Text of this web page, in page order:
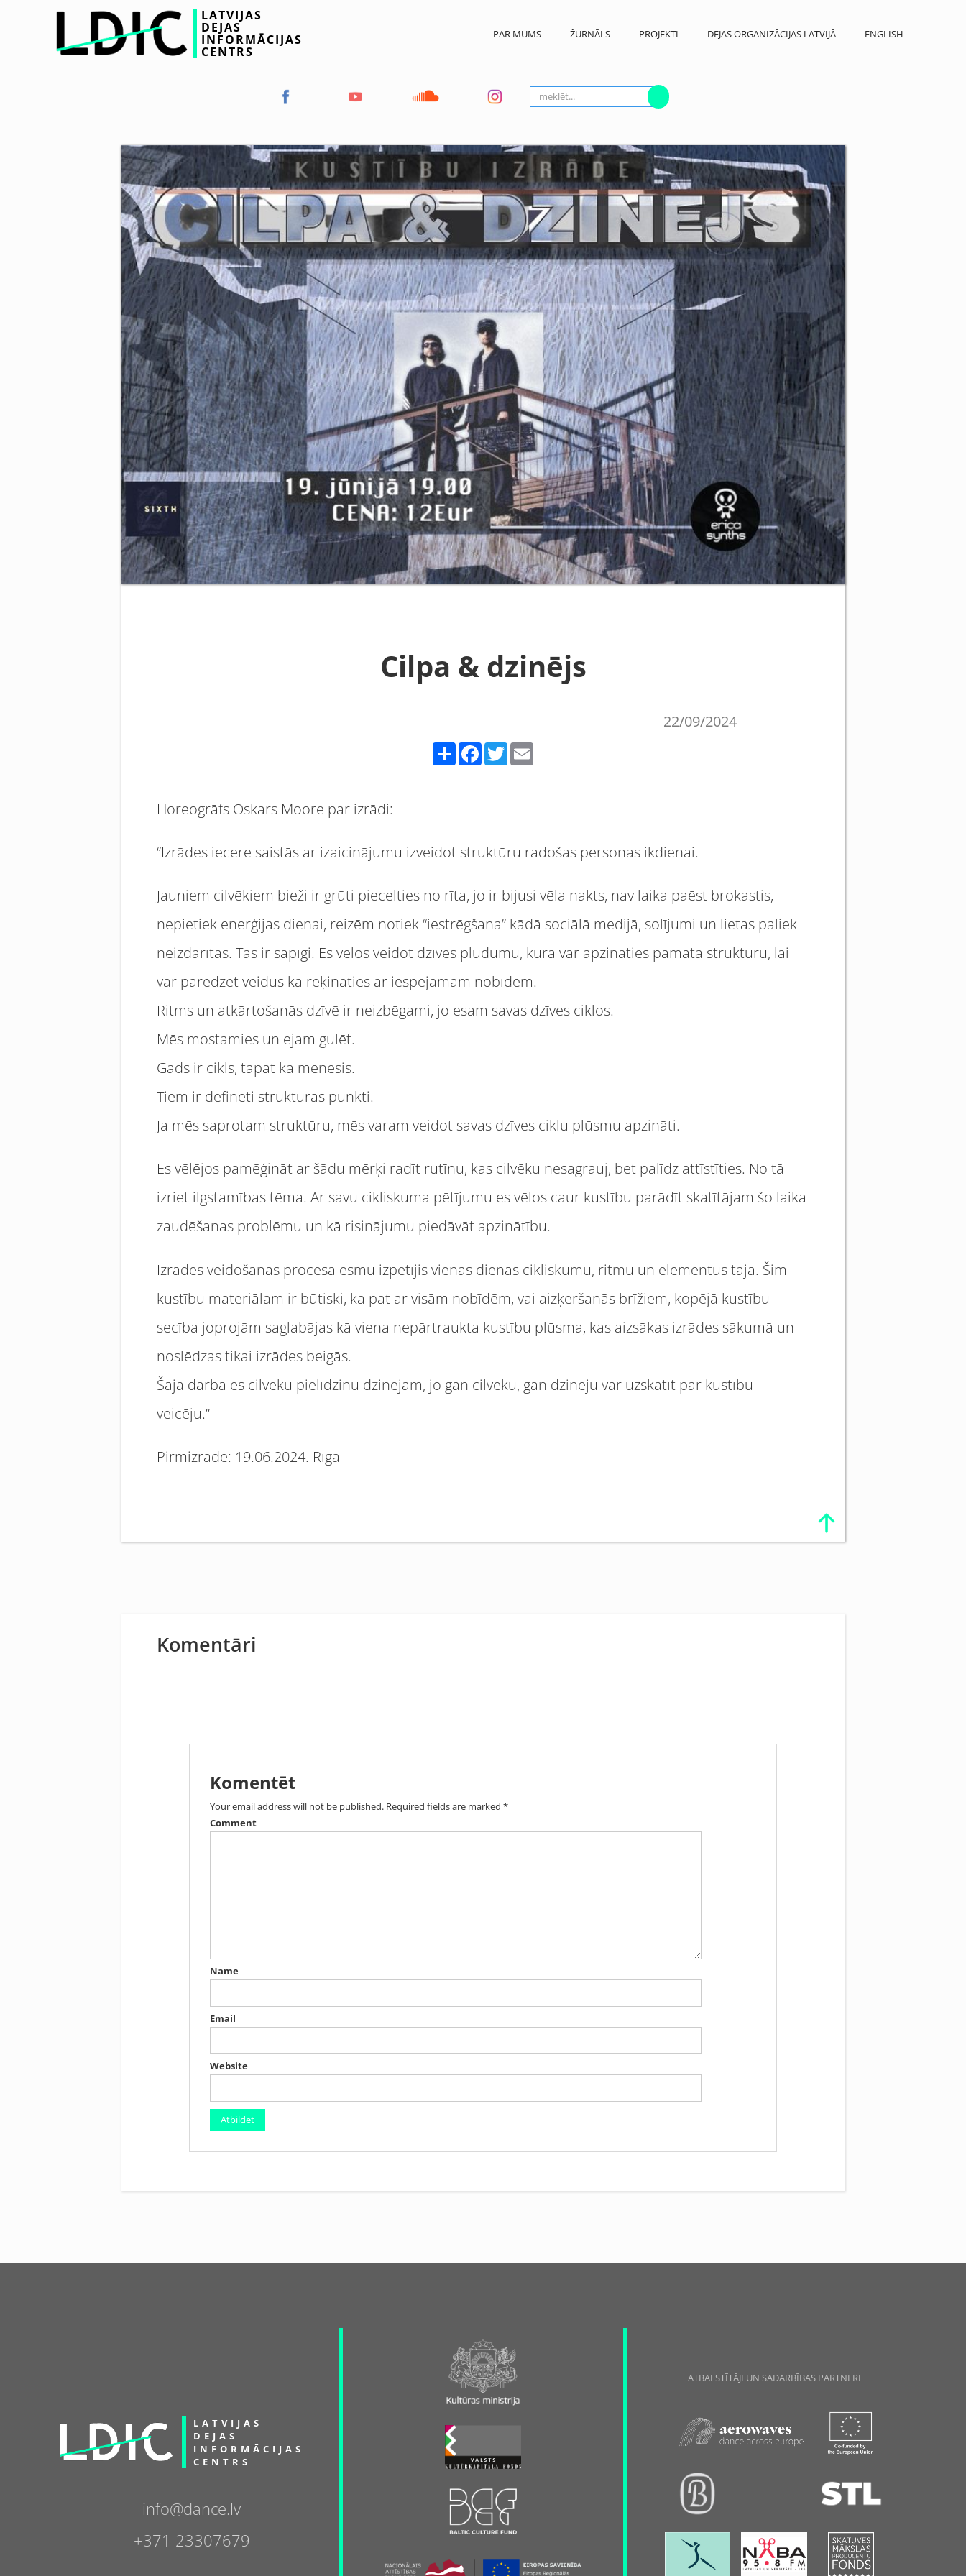
LATVIJAS
DEJAS
INFORMĀCIJAS
CENTRS
PAR MUMS ŽURNĀLS PROJEKTI DEJAS ORGANIZĀCIJAS LATVIJĀ ENGLISH
Cilpa & dzinējs
22/09/2024
Share FacebookTwitter
Horeogrāfs Oskars Moore par izrādi:
“Izrādes iecere saistās ar izaicinājumu izveidot struktūru radošas personas ikdienai.
Jauniem cilvēkiem bieži ir grūti piecelties no rīta, jo ir bijusi vēla nakts, nav laika paēst brokastis,
nepietiek enerģijas dienai, reizēm notiek “iestrēgšana” kādā sociālā medijā, solījumi un lietas paliek
neizdarītas. Tas ir sāpīgi. Es vēlos veidot dzīves plūdumu, kurā var apzināties pamata struktūru, lai
var paredzēt veidus kā rēķināties ar iespējamām nobīdēm.
Ritms un atkārtošanās dzīvē ir neizbēgami, jo esam savas dzīves ciklos.
Mēs mostamies un ejam gulēt.
Gads ir cikls, tāpat kā mēnesis.
Tiem ir definēti struktūras punkti.
Ja mēs saprotam struktūru, mēs varam veidot savas dzīves ciklu plūsmu apzināti.
Es vēlējos pamēģināt ar šādu mērķi radīt rutīnu, kas cilvēku nesagrauj, bet palīdz attīstīties. No tā
izriet ilgstamības tēma. Ar savu cikliskuma pētījumu es vēlos caur kustību parādīt skatītājam šo laika
zaudēšanas problēmu un kā risinājumu piedāvāt apzinātību.
Izrādes veidošanas procesā esmu izpētījis vienas dienas cikliskumu, ritmu un elementus tajā. Šim
kustību materiālam ir būtiski, ka pat ar visām nobīdēm, vai aizķeršanās brīžiem, kopējā kustību
secība joprojām saglabājas kā viena nepārtraukta kustību plūsma, kas aizsākas izrādes sākumā un
noslēdzas tikai izrādes beigās.
Šajā darbā es cilvēku pielīdzinu dzinējam, jo gan cilvēku, gan dzinēju var uzskatīt par kustību
veicēju.”
Pirmizrāde: 19.06.2024. Rīga
Komentāri
Komentēt
Your email address will not be published. Required fields are marked *
Comment
Name
Email
Website
LATVIJAS
DEJAS
INFORMĀCIJAS
CENTRS
info@dance.lv
+371 23307679
ATBALSTĪTĀJI UN SADARBĪBAS PARTNERI